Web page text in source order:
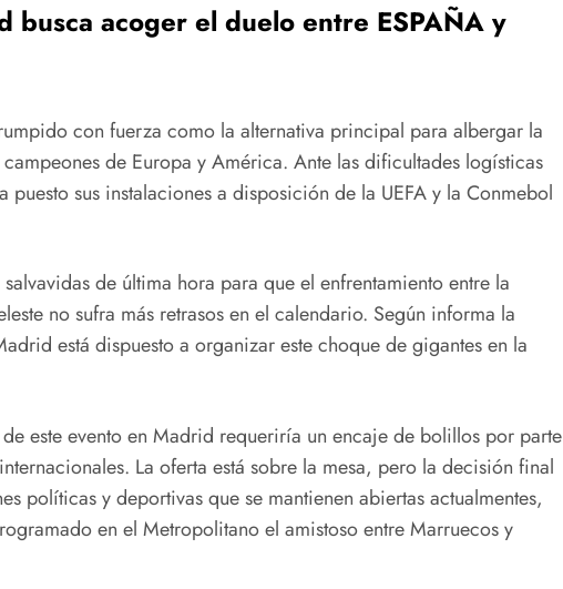
busca acoger el duelo entre ESPAÑA y
con fuerza como la alternativa principal para albergar la
de Europa y América. Ante las dificultades logísticas
sus instalaciones a disposición de la UEFA y la Conmebol
de última hora para que el enfrentamiento entre la
no sufra más retrasos en el calendario. Según informa la
está dispuesto a organizar este choque de gigantes en la
este evento en Madrid requeriría un encaje de bolillos por parte
La oferta está sobre la mesa, pero la decisión final
políticas y deportivas que se mantienen abiertas actualmentes,
en el Metropolitano el amistoso entre Marruecos y